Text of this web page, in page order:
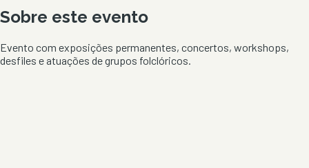
Sobre este evento
Evento com exposições permanentes, concertos, workshops,
desfiles e atuações de grupos folclóricos.